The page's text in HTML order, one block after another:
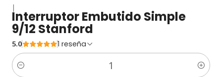
|
Interruptor Embutido Simple
9/12 Stanford
5.0 1 reseña
Cantidad